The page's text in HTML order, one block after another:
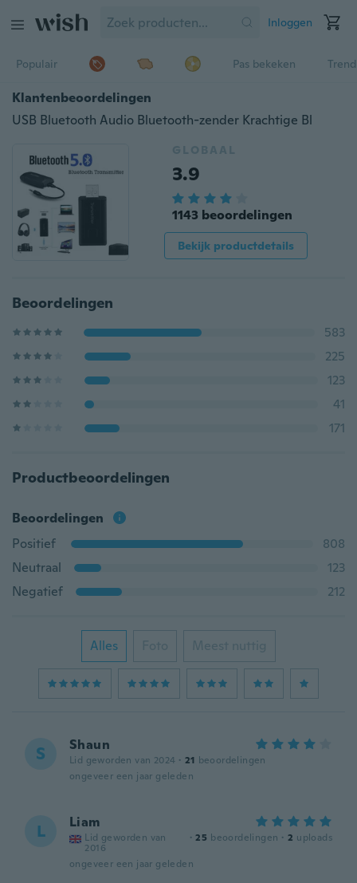
Inloggen
Populair Pas bekeken
Klantenbeoordelingen
USB Bluetooth Audio Bluetooth-zender Krachtige Bl
GLOBAAL
3.9
1143 beoordelingen
Bekijk productdetails
Beoordelingen
583
225
123
41
171
Productbeoordelingen
Beoordelingen
Positief
808
Neutraal
123
Negatief
212
Alles Foto Meest nuttig
S Shaun
Lid geworden van 2024 · 21 beoordelingen
ongeveer een jaar geleden
L Liam
Lid geworden van
2016
· 25 beoordelingen · 2 uploads
ongeveer een jaar geleden